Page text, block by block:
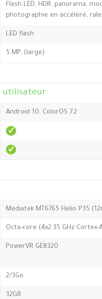
Flash LED, HDR, panorama,
photographie en accéléré,
LED flash
5 MP, (large)
utilisateur
Android 10, ColorOS 7.2
Mediatek MT6765 Helio P35
Octa-core (4x2.35 GHz Cortex-
PowerVR GE8320
2/3Go
32GB